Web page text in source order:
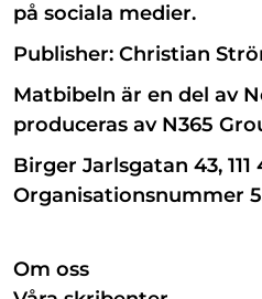
på sociala medier.
Publisher: Christian
Matbibeln är en del av
produceras av N365
Birger Jarlsgatan 43,
Organisationsnummer
Om oss